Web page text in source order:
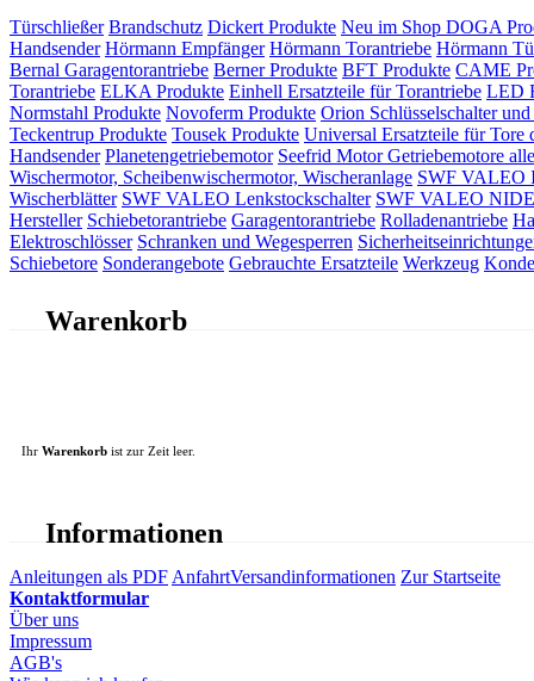
Türschließer Brandschutz Dickert Produkte Neu im Shop DOGA
Handsender Hörmann Empfänger Hörmann Torantriebe Hörmann
Bernal Garagentorantriebe Berner Produkte BFT Produkte CAME
Torantriebe ELKA Produkte Einhell Ersatzteile für Torantriebe LED
Normstahl Produkte Novoferm Produkte Orion Schlüsselschalter und
Teckentrup Produkte Tousek Produkte Universal Ersatzteile für Tore
Handsender Planetengetriebemotor Seefrid Motor Getriebemotore
Wischermotor, Scheibenwischermotor, Wischeranlage SWF VALEO
Wischerblätter SWF VALEO Lenkstockschalter SWF VALEO
Hersteller Schiebetorantriebe Garagentorantriebe Rolladenantriebe
Elektroschlösser Schranken und Wegesperren
Schiebetore Sonderangebote Gebrauchte Ersatzteile Werkzeug
Warenkorb
Ihr Warenkorb ist zur Zeit leer.
Informationen
Anleitungen als PDF AnfahrtVersandinformationen Zur Startseite
Kontaktformular
Über uns
Impressum
AGB's